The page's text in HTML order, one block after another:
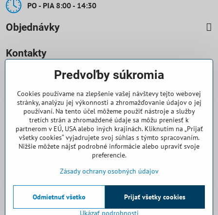
PO - PIA 8:00 - 14:30
Objednávky
Kontakty
0918 708 070
objednavky​@casallia​.sk
+421 32 7443 844
+421 32 7445 133
Všetko k nákupu
©
Copyright
Predvoľby súkromiaZásady ochrany osobných údajov
Predvoľby súkromia
Cookies používame na zlepšenie vašej návštevy tejto webovej
stránky, analýzu jej výkonnosti a zhromažďovanie údajov o jej
používaní. Na tento účel môžeme použiť nástroje a služby
tretích strán a zhromaždené údaje sa môžu preniesť k
partnerom v EÚ, USA alebo iných krajinách. Kliknutím na „Prijať
všetky cookies“ vyjadrujete svoj súhlas s týmto spracovaním.
Nižšie môžete nájsť podrobné informácie alebo upraviť svoje
preferencie.
Zásady ochrany osobných údajov
Ukázať podrobnosti
Prijať všetky cookies
Odmietnuť všetko